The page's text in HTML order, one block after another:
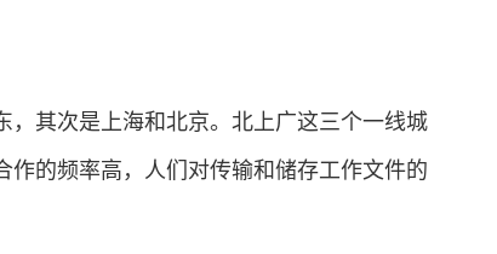
其次是上海和北京。北上广这三个一线城
的频率高，人们对传输和储存工作文件的